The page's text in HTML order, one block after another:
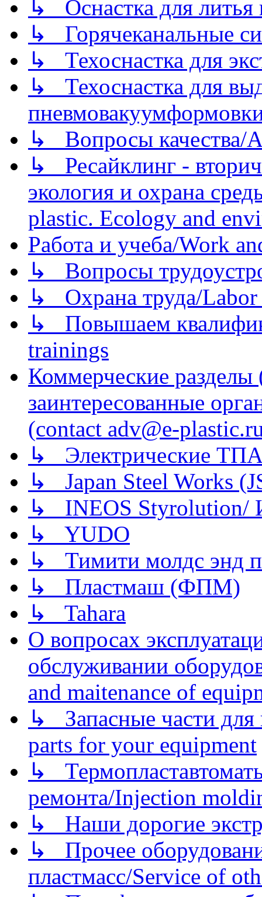
↳ Оснастка для литья
↳ Горячеканальные
↳ Техоснастка для
↳ Техоснастка для
↳ Вопросы качества/
↳ Ресайклинг -
экология и охрана
plastic. Ecology and
Работа и учеба/Work
↳ Вопросы
↳ Охрана труда/Labor
↳ Повышаем
trainings
Коммерческие
заинтересованные
(contact adv@e-
↳ Электрические
↳ Japan Steel Works
↳ INEOS
↳ YUDO
↳ Тимити молдс энд
↳ Пластмаш (ФПМ)
↳ Tahara
О вопросах
обслуживании
and maitenance of
↳ Запасные части для
parts for your equipment
↳
ремонта/Injection
↳ Наши дорогие
↳ Прочее
пластмасс/Service of